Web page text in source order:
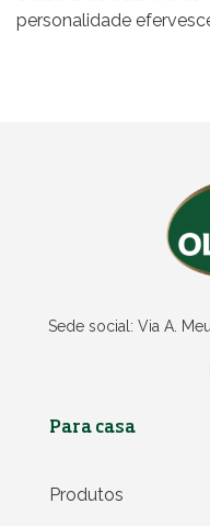
personalidade
Sede social: Via A.
Para casa
Produtos